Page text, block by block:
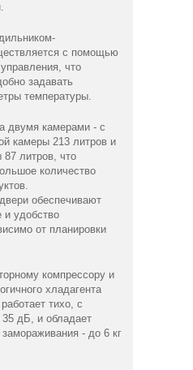
с помощью
что
задавать
температуры.
двумя камерами - с
камеры 213 литров и
87 литров, что
количество
обеспечивают
и удобство
от планировки
компрессору и
хладагента
тихо, с
дБ, и обладает
- до 6 кг